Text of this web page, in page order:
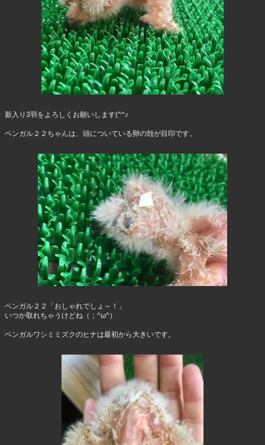
新入り3羽をよろしくお願いします(^^♪
ベンガル２２ちゃんは、頭についている卵の殻が目印です。
ベンガル２２「おしゃれでしょ～！」
いつか取れちゃうけどね（；^ω^）
ベンガルワシミミズクのヒナは最初から大きいです。